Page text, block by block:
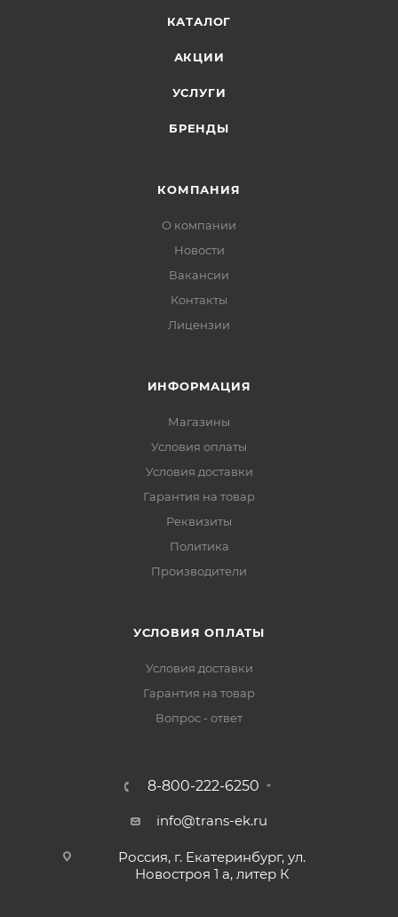
КАТАЛОГ
АКЦИИ
УСЛУГИ
БРЕНДЫ
КОМПАНИЯ
О компании
Новости
Вакансии
Контакты
Лицензии
ИНФОРМАЦИЯ
Магазины
Условия оплаты
Условия доставки
Гарантия на товар
Реквизиты
Политика
Производители
УСЛОВИЯ ОПЛАТЫ
Условия доставки
Гарантия на товар
Вопрос - ответ
8-800-222-6250
info@trans-ek.ru
Россия, г. Екатеринбург, ул.
Новостроя 1 а, литер К